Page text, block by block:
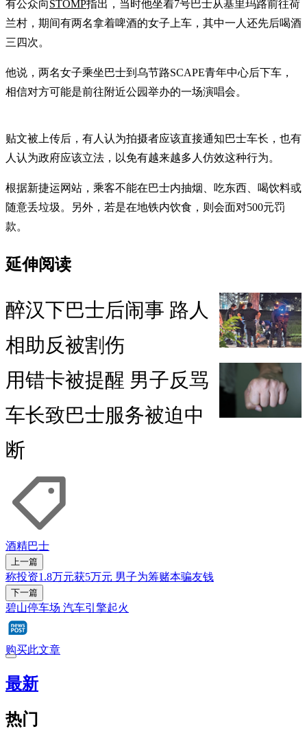
有公众向STOMP指出，当时他坐着7号巴士从基里玛路前往荷
兰村，期间有两名拿着啤酒的女子上车，其中一人还先后喝酒
三四次。
他说，两名女子乘坐巴士到乌节路SCAPE青年中心后下车，
相信对方可能是前往附近公园举办的一场演唱会。
贴文被上传后，有人认为拍摄者应该直接通知巴士车长，也有
人认为政府应该立法，以免有越来越多人仿效这种行为。
根据新捷运网站，乘客不能在巴士内抽烟、吃东西、喝饮料或
随意丢垃圾。另外，若是在地铁内饮食，则会面对500元罚
款。
延伸阅读
醉汉下巴士后闹事 路人
相助反被割伤
用错卡被提醒 男子反骂
车长致巴士服务被迫中
断
酒精巴士
上一篇
称投资1.8万元获5万元 男子为筹赌本骗友钱
下一篇
碧山停车场 汽车引擎起火
购买此文章
最新
热门